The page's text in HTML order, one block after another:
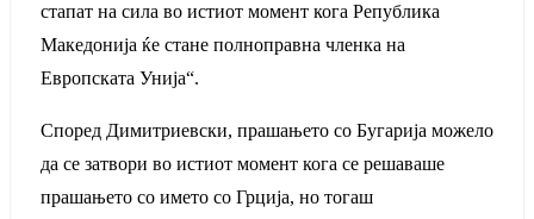
стапат на сила во истиот момент кога Република
Македонија ќе стане полноправна членка на
Европската Унија“.
Според Димитриевски, прашањето со Бугарија можело
да се затвори во истиот момент кога се решаваше
прашањето со името со Грција, но тогаш